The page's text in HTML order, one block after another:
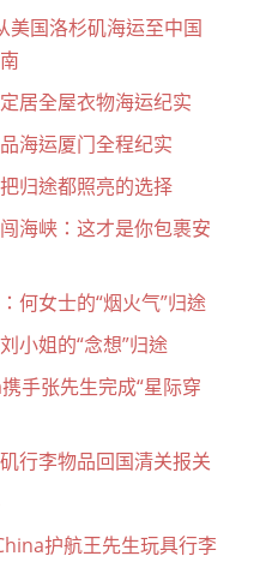
美国洛杉矶海运至中国
居全屋衣物海运纪实
海运厦门全程纪实
归途都照亮的选择
海峡：这才是你包裹安
何女士的“烟火气”归途
小姐的“念想”归途
张先生完成“星际穿
行李物品回国清关报关
护航王先生玩具行李